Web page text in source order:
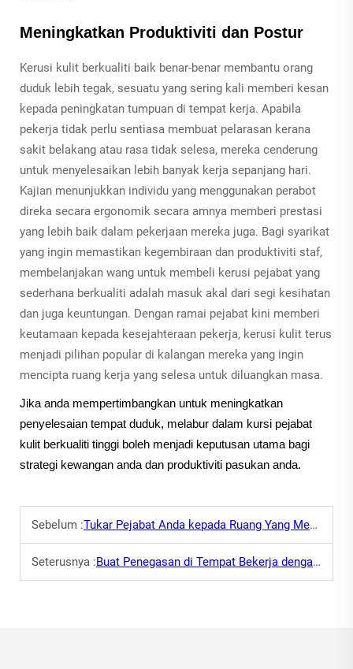
Meningkatkan Produktiviti dan Postur
Kerusi kulit berkualiti baik benar-benar membantu orang
duduk lebih tegak, sesuatu yang sering kali memberi kesan
kepada peningkatan tumpuan di tempat kerja. Apabila
pekerja tidak perlu sentiasa membuat pelarasan kerana
sakit belakang atau rasa tidak selesa, mereka cenderung
untuk menyelesaikan lebih banyak kerja sepanjang hari.
Kajian menunjukkan individu yang menggunakan perabot
direka secara ergonomik secara amnya memberi prestasi
yang lebih baik dalam pekerjaan mereka juga. Bagi syarikat
yang ingin memastikan kegembiraan dan produktiviti staf,
membelanjakan wang untuk membeli kerusi pejabat yang
sederhana berkualiti adalah masuk akal dari segi kesihatan
dan juga keuntungan. Dengan ramai pejabat kini memberi
keutamaan kepada kesejahteraan pekerja, kerusi kulit terus
menjadi pilihan popular di kalangan mereka yang ingin
mencipta ruang kerja yang selesa untuk diluangkan masa.
Jika anda mempertimbangkan untuk meningkatkan
penyelesaian tempat duduk, melabur dalam kursi pejabat
kulit berkualiti tinggi boleh menjadi keputusan utama bagi
strategi kewangan anda dan produktiviti pasukan anda.
Sebelum :Tukar Pejabat Anda kepada Ruang Yang Menenangkan dengan Sofa Pejabat
Seterusnya :Buat Penegasan di Tempat Bekerja dengan Kerusi Eksekutif